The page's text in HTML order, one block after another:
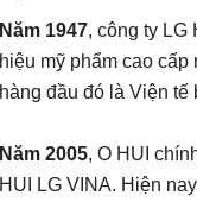
Năm 1947, công ty
hiệu mỹ phẩm cao
hàng đầu đó là Viện tế
Năm 2005, O HUI
HUI LG VINA. Hiện